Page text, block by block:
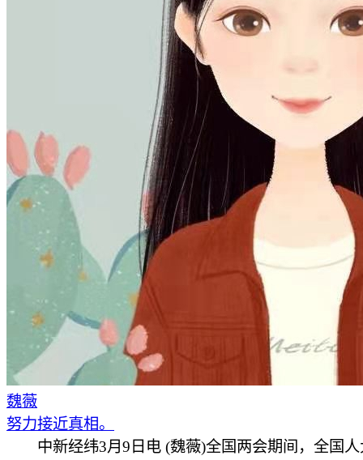
魏薇
努力接近真相。
中新经纬3月9日电 (魏薇)全国两会期间，全国人